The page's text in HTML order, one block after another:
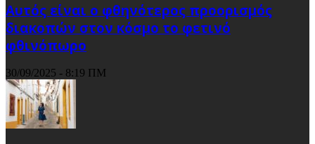
Αυτός είναι ο φθηνότερος προορισμός
διακοπών στον κόσμο το φετινό
φθινόπωρο
30/09/2025 - 8:19 ΠΜ